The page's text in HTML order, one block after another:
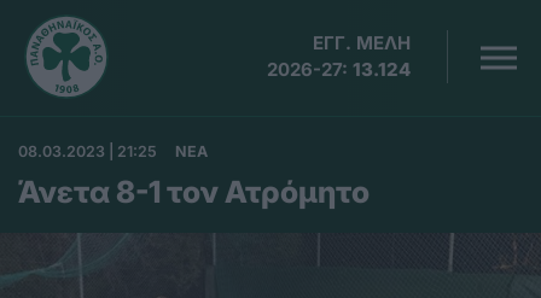
ΕΓΓ. ΜΕΛΗ
2026-27: 13.124
08.03.2023 | 21:25 ΝΕΑ
Άνετα 8-1 τον Ατρόμητο